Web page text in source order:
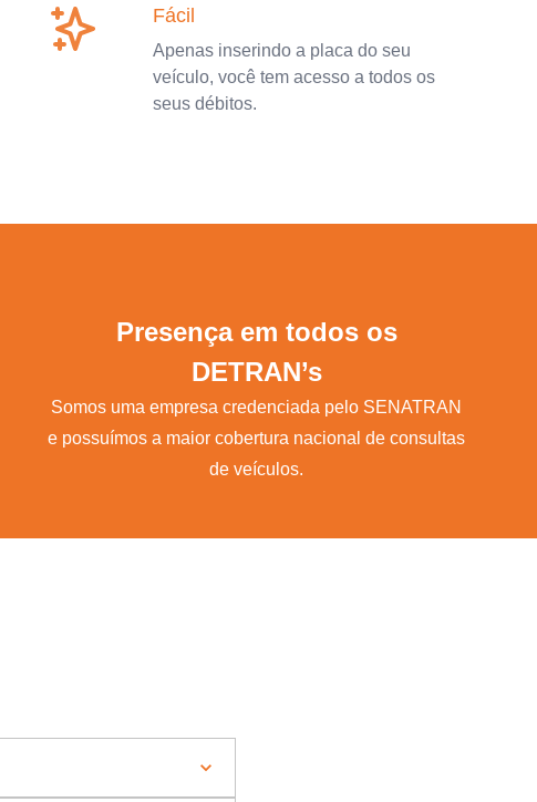
Fácil
Apenas inserindo a placa do seu
veículo, você tem acesso a todos os
seus débitos.
Presença em todos os
DETRAN’s
Somos uma empresa credenciada pelo SENATRAN
e possuímos a maior cobertura nacional de consultas
de veículos.